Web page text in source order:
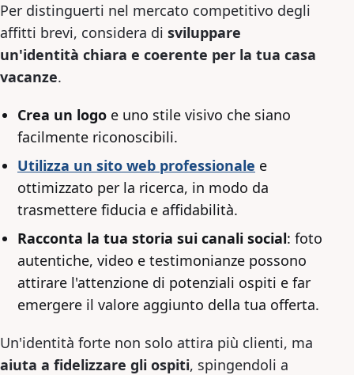
Per distinguerti nel mercato competitivo degli
affitti brevi, considera di sviluppare
un'identità chiara e coerente per la tua casa
vacanze.
Crea un logo e uno stile visivo che siano
facilmente riconoscibili.
Utilizza un sito web professionale e
ottimizzato per la ricerca, in modo da
trasmettere fiducia e affidabilità.
Racconta la tua storia sui canali social: foto
autentiche, video e testimonianze possono
attirare l'attenzione di potenziali ospiti e far
emergere il valore aggiunto della tua offerta.
Un'identità forte non solo attira più clienti, ma
aiuta a fidelizzare gli ospiti, spingendoli a